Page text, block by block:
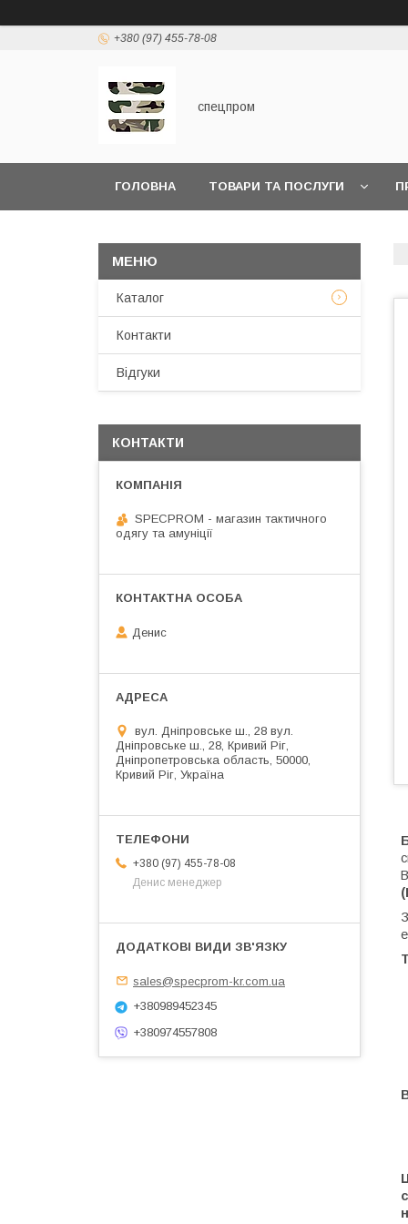
+380 (97) 455-78-08
спецпром
ГОЛОВНА ТОВАРИ ТА ПОСЛУГИ
Каталог
Контакти
Відгуки
КОНТАКТИ
SPECPROM - магазин тактичного
одягу та амуніції
Денис
вул. Дніпровське ш., 28 вул.
Дніпровське ш., 28, Кривий Ріг,
Дніпропетровська область, 50000,
Кривий Ріг, Україна
+380 (97) 455-78-08
Денис менеджер
sales@specprom-kr.com.ua
+380989452345
+380974557808